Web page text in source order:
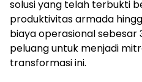
solusi yang telah terbukti
produktivitas armada
biaya operasional sebesar
peluang untuk menjadi
transformasi ini.